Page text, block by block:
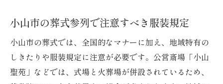
小山市の葬式参列で注意すべき服装規定
小山市の葬式では、全国的なマナーに加え、地域特有の
しきたりや服装規定に注意が必要です。公営斎場「小山
聖苑」などでは、式場と火葬場が併設されているため、